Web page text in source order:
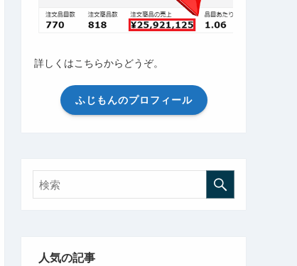
詳しくはこちらからどうぞ。
ふじもんのプロフィール
人気の記事